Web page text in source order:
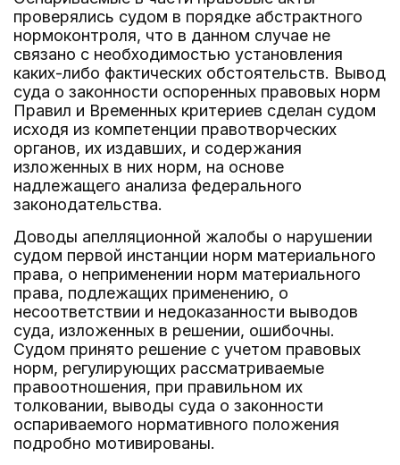
проверялись судом в порядке абстрактного
нормоконтроля, что в данном случае не
связано с необходимостью установления
каких-либо фактических обстоятельств. Вывод
суда о законности оспоренных правовых норм
Правил и Временных критериев сделан судом
исходя из компетенции правотворческих
органов, их издавших, и содержания
изложенных в них норм, на основе
надлежащего анализа федерального
законодательства.
Доводы апелляционной жалобы о нарушении
судом первой инстанции норм материального
права, о неприменении норм материального
права, подлежащих применению, о
несоответствии и недоказанности выводов
суда, изложенных в решении, ошибочны.
Судом принято решение с учетом правовых
норм, регулирующих рассматриваемые
правоотношения, при правильном их
толковании, выводы суда о законности
оспариваемого нормативного положения
подробно мотивированы.